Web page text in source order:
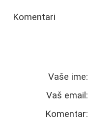
Komentari
Vaše ime:
Vaš email:
Komentar: